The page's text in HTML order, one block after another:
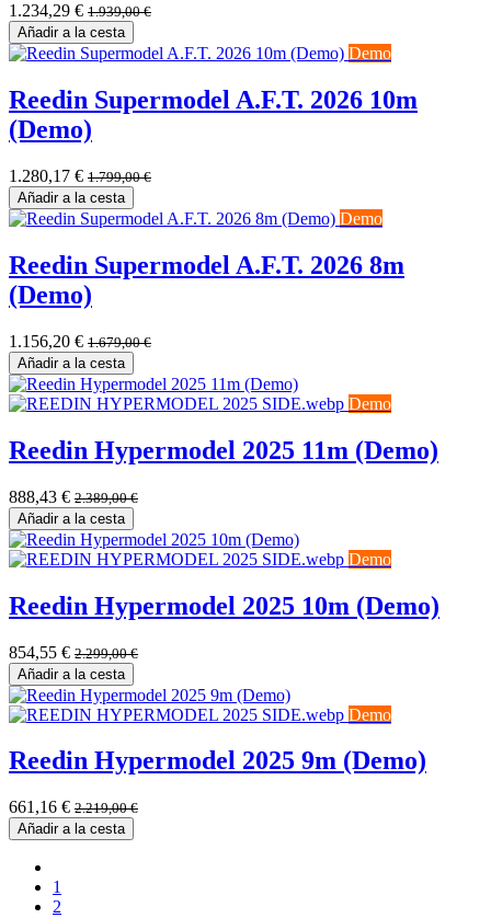
1.234,29 € 1.939,00€
Añadir a la cesta
Demo
Reedin Supermodel A.F.T. 2026 10m
(Demo)
1.280,17 € 1.799,00€
Añadir a la cesta
Demo
Reedin Supermodel A.F.T. 2026 8m
(Demo)
1.156,20 € 1.679,00€
Añadir a la cesta
Demo
Reedin Hypermodel 2025 11m (Demo)
888,43 € 2.389,00€
Añadir a la cesta
Demo
Reedin Hypermodel 2025 10m (Demo)
854,55 € 2.299,00€
Añadir a la cesta
Demo
Reedin Hypermodel 2025 9m (Demo)
661,16 € 2.219,00€
Añadir a la cesta
1
2